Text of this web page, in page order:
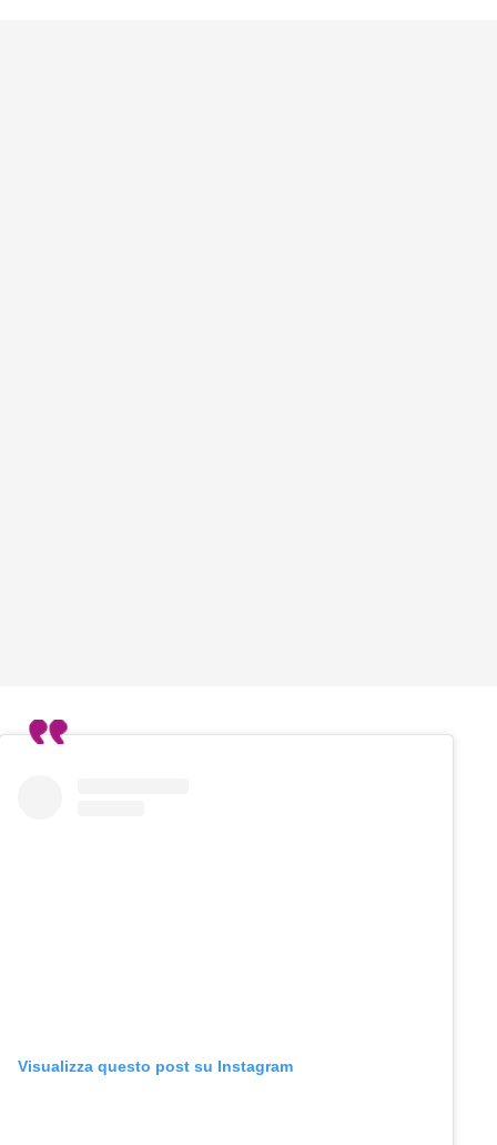
Visualizza questo post su Instagram